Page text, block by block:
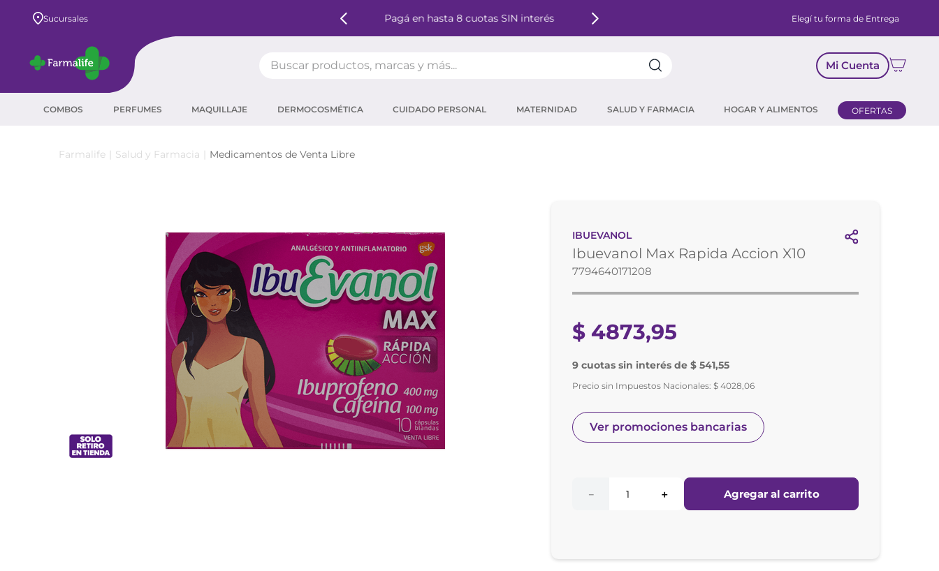
Sucursales Pagá en hasta 8 cuotas SIN interés Elegí tu forma de Entrega
Mi Cuenta
COMBOS PERFUMES MAQUILLAJE DERMOCOSMÉTICA CUIDADO PERSONAL MATERNIDAD SALUD Y FARMACIA HOGAR Y ALIMENTOS OFERTAS
Salud y Farmacia Medicamentos de Venta Libre
IBUEVANOL
Ibuevanol Max Rapida Accion X10
7794640171208
$ 4873,95
9 cuotas sin interés de $ 541,55
Precio sin Impuestos Nacionales:$ 4028,06
Ver promociones bancarias
＋
－ Agregar al carrito
agua micelar
corrector
máscara pestañas
roche posay